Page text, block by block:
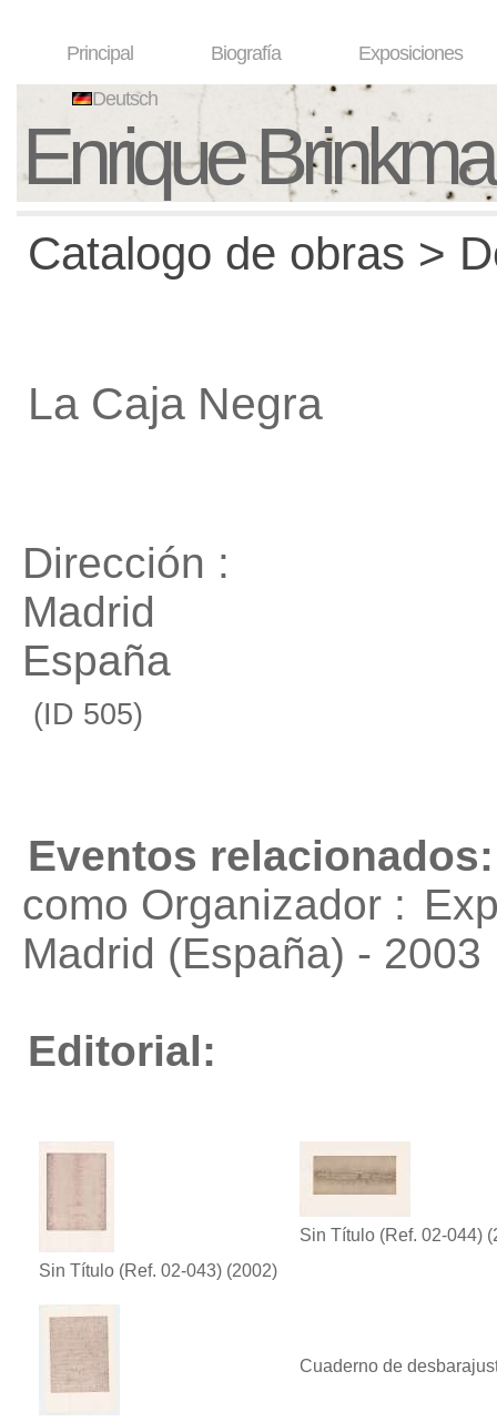
Principal Biografía Exposiciones
Deutsch
Enrique
Catalogo de obras >
La Caja Negra
Dirección :
Madrid
España
(ID 505)
Eventos relacionados:
como Organizador :
Madrid (España) - 2003
Editorial:
Sin Título (Ref. 02-043) (2002)
Sin Título (Ref. 02-044)
Cuaderno de